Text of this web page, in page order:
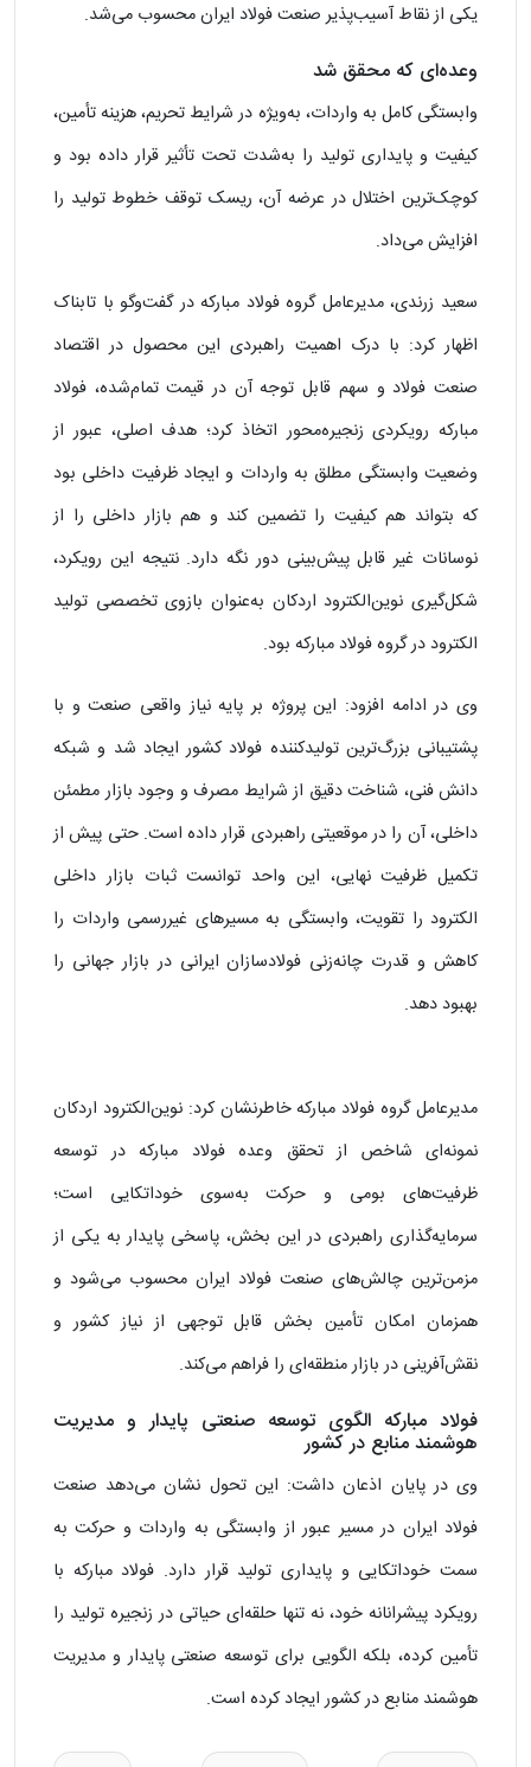
یکی از نقاط آسیب‌پذیر صنعت فولاد ایران محسوب می‌شد.
وعده‌ای که محقق شد
وابستگی کامل به واردات، به‌ویژه در شرایط تحریم، هزینه تأمین،
کیفیت و پایداری تولید را به‌شدت تحت تأثیر قرار داده بود و
کوچک‌ترین اختلال در عرضه آن، ریسک توقف خطوط تولید را
افزایش می‌داد.
سعید زرندی، مدیرعامل گروه فولاد مبارکه در گفت‌وگو با تابناک
اظهار کرد: با درک اهمیت راهبردی این محصول در اقتصاد
صنعت فولاد و سهم قابل توجه آن در قیمت تمام‌شده، فولاد
مبارکه رویکردی زنجیره‌محور اتخاذ کرد؛ هدف اصلی، عبور از
وضعیت وابستگی مطلق به واردات و ایجاد ظرفیت داخلی بود
که بتواند هم کیفیت را تضمین کند و هم بازار داخلی را از
نوسانات غیر قابل پیش‌بینی دور نگه دارد. نتیجه این رویکرد،
شکل‌گیری نوین‌الکترود اردکان به‌عنوان بازوی تخصصی تولید
الکترود در گروه فولاد مبارکه بود.
وی در ادامه افزود: این پروژه بر پایه نیاز واقعی صنعت و با
پشتیبانی بزرگ‌ترین تولیدکننده فولاد کشور ایجاد شد و شبکه
دانش فنی، شناخت دقیق از شرایط مصرف و وجود بازار مطمئن
داخلی، آن را در موقعیتی راهبردی قرار داده است. حتی پیش از
تکمیل ظرفیت نهایی، این واحد توانست ثبات بازار داخلی
الکترود را تقویت، وابستگی به مسیرهای غیررسمی واردات را
کاهش و قدرت چانه‌زنی فولادسازان ایرانی در بازار جهانی را
بهبود دهد.
مدیرعامل گروه فولاد مبارکه خاطرنشان کرد: نوین‌الکترود اردکان
نمونه‌ای شاخص از تحقق وعده فولاد مبارکه در توسعه
ظرفیت‌های بومی و حرکت به‌سوی خوداتکایی است؛
سرمایه‌گذاری راهبردی در این بخش، پاسخی پایدار به یکی از
مزمن‌ترین چالش‌های صنعت فولاد ایران محسوب می‌شود و
همزمان امکان تأمین بخش قابل توجهی از نیاز کشور و
نقش‌آفرینی در بازار منطقه‌ای را فراهم می‌کند.
فولاد مبارکه الگوی توسعه صنعتی پایدار و مدیریت
هوشمند منابع در کشور
وی در پایان اذعان داشت: این تحول نشان می‌دهد صنعت
فولاد ایران در مسیر عبور از وابستگی به واردات و حرکت به
سمت خوداتکایی و پایداری تولید قرار دارد. فولاد مبارکه با
رویکرد پیشرانانه خود، نه تنها حلقه‌ای حیاتی در زنجیره تولید را
تأمین کرده، بلکه الگویی برای توسعه صنعتی پایدار و مدیریت
هوشمند منابع در کشور ایجاد کرده است.